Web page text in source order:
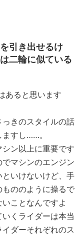
引き出せるけ
二輪に似ている
あると思います
きのスタイルの話
すし……。
ン以上に重要です
マシンのエンジン
いけないけど、手
ののように操るで
ことなんですよ
くライダーは本当
ダーそれぞれのス